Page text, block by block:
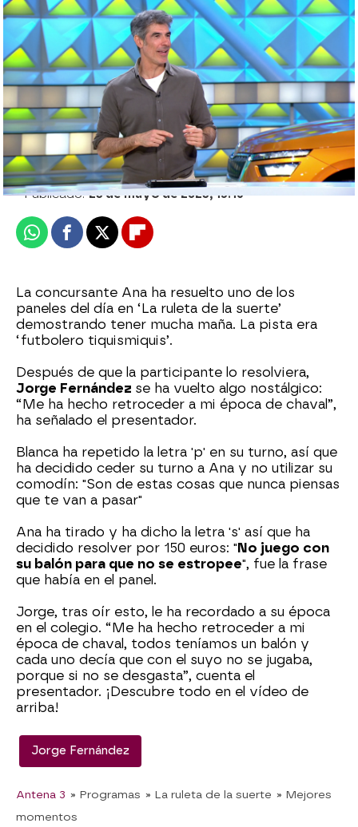
Ana saca su lado más generoso en ‘La
ruleta de la suerte’: ¡Cae dos veces en el
‘Se lo doy’!
Jesús Garrido
Publicado:23 de mayo de 2023, 15:16
WhatsappFacebook
X Flipboard
La concursante Ana ha resuelto uno de los
paneles del día en ‘La ruleta de la suerte’
demostrando tener mucha maña. La pista era
‘futbolero tiquismiquis’.
Después de que la participante lo resolviera,
Jorge Fernández se ha vuelto algo nostálgico:
“Me ha hecho retroceder a mi época de chaval”,
ha señalado el presentador.
Blanca ha repetido la letra 'p' en su turno, así que
ha decidido ceder su turno a Ana y no utilizar su
comodín: "Son de estas cosas que nunca piensas
que te van a pasar"
Ana ha tirado y ha dicho la letra 's' así que ha
decidido resolver por 150 euros: " No juego con
su balón para que no se estropee", fue la frase
que había en el panel.
Jorge, tras oír esto, le ha recordado a su época
en el colegio. “Me ha hecho retroceder a mi
época de chaval, todos teníamos un balón y
cada uno decía que con el suyo no se jugaba,
porque si no se desgasta”, cuenta el
presentador. ¡Descubre todo en el vídeo de
arriba!
Jorge Fernández
Antena 3 » Programas » La ruleta de la suerte » Mejores
momentos